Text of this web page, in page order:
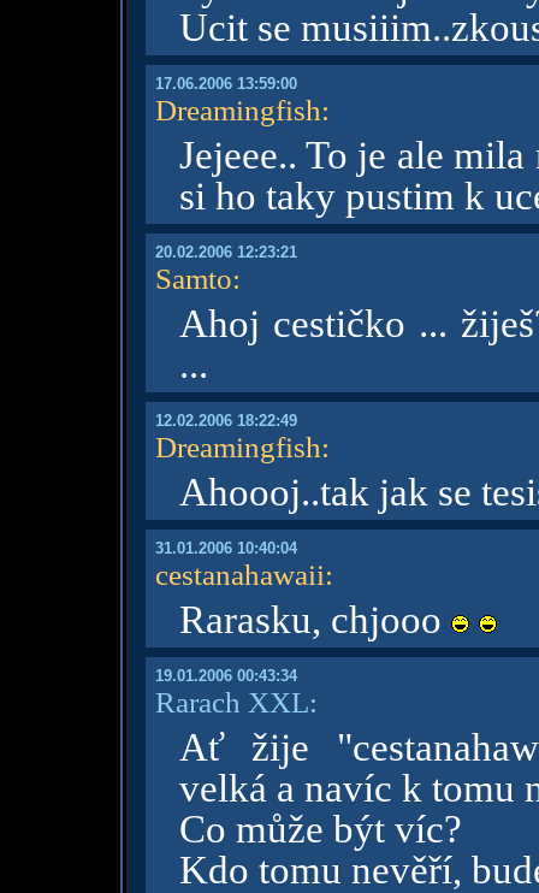
Ucit se
17.06.2006 13:59:00
Dreamingfish:
Jejeee.. To je ale
si ho taky pustim k
20.02.2006 12:23:21
Samto:
Ahoj cestičko ...
...
12.02.2006 18:22:49
Dreamingfish:
Ahoooj..tak jak se
31.01.2006 10:40:04
cestanahawaii:
Rarasku, chjooo
19.01.2006 00:43:34
Rarach XXL:
Ať žije
velká a navíc k tomu
Co může být víc?
Kdo tomu nevěří,